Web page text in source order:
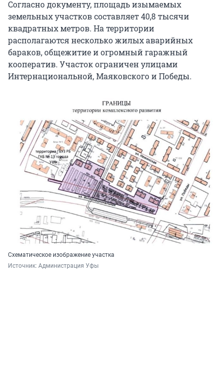
Согласно документу, площадь изымаемых
земельных участков составляет 40,8 тысячи
квадратных метров. На территории
располагаются несколько жилых аварийных
бараков, общежитие и огромный гаражный
кооператив. Участок ограничен улицами
Интернациональной, Маяковского и Победы.
Схематическое изображение участка
Источник: Администрация Уфы